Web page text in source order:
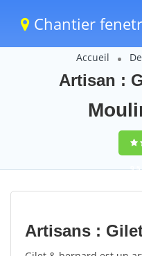
Chantier
Accueil
Artisan :
9,5
Artisans :